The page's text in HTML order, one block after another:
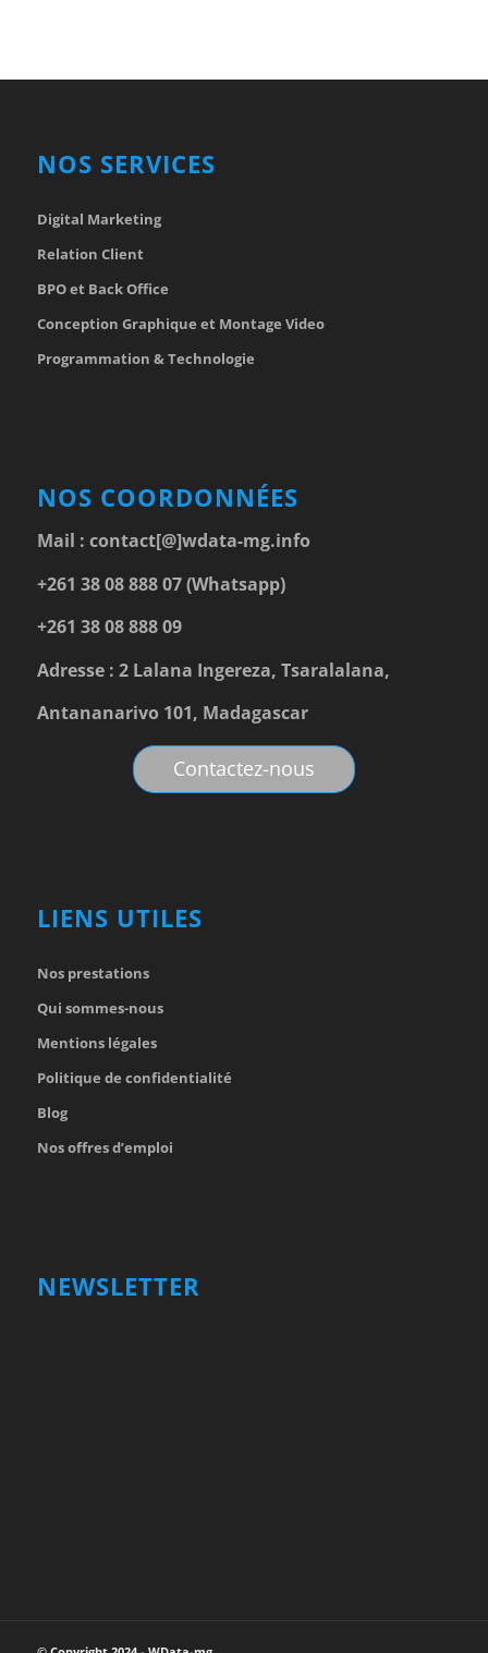
NOS SERVICES
Digital Marketing
Relation Client
BPO et Back Office
Conception Graphique et Montage Video
Programmation & Technologie
NOS COORDONNÉES
Mail : contact[@]wdata-mg.info
+261 38 08 888 07 (Whatsapp)
+261 38 08 888 09
Adresse : 2 Lalana Ingereza, Tsaralalana,
Antananarivo 101, Madagascar
Contactez-nous
LIENS UTILES
Nos prestations
Qui sommes-nous
Mentions légales
Politique de confidentialité
Blog
Nos offres d’emploi
NEWSLETTER